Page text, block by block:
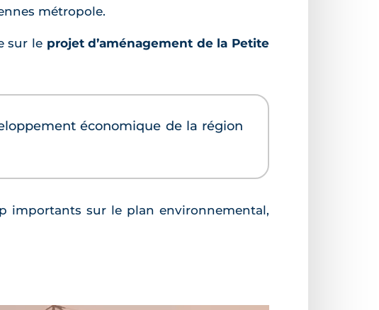
métropole.
sur le projet d’aménagement de la Petite
économique de la région
importants sur le plan environnemental,